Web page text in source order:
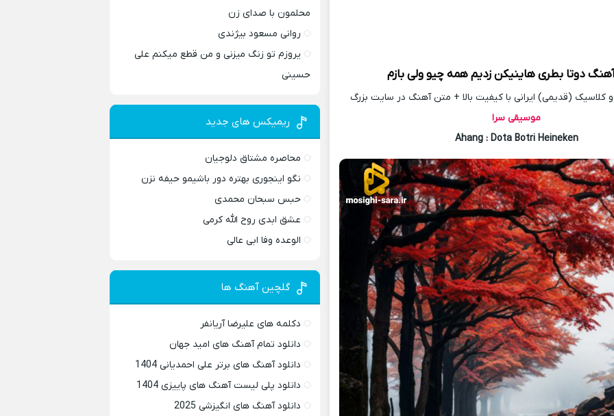
آهنگ دوتا بطری هاینیکن زدیم همه چیو ولی بازم
(قدیمی) ایرانی با کیفیت بالا + متن آهنگ در سایت بزرگ
موسیقی سرا
Ahang : Dota Botri Heineken
محلمون با صدای زن
روانی مسعود بیژندی
یروزم تو زنگ میزنی و من قطع میکنم علی
حسینی
ریمیکس های جدید
محاصره مشتاق دلوجیان
نگو اینجوری بهتره دور باشیمو حیفه نزن
حبس سبحان محمدی
عشق ابدی روح الله کرمی
الوعده وفا ابی عالی
گلچین آهنگ ها
دکلمه های علیرضا آریانفر
دانلود تمام آهنگ های امید جهان
دانلود آهنگ های برتر علی احمدیانی 1404
دانلود پلی لیست آهنگ های پاییزی 1404
دانلود آهنگ های انگیزشی 2025